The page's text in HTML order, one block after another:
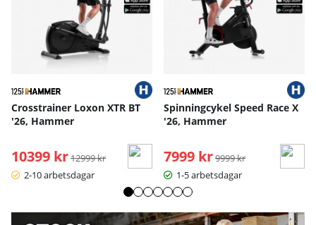
Crosstrainer Loxon XTR BT
'26, Hammer
10399 kr Ordinarie pris:
12999 kr
2-10 arbetsdagar
Spinningcykel Speed Race X
'26, Hammer
7999 kr Ordinarie pris:
9999 kr
1-5 arbetsdagar